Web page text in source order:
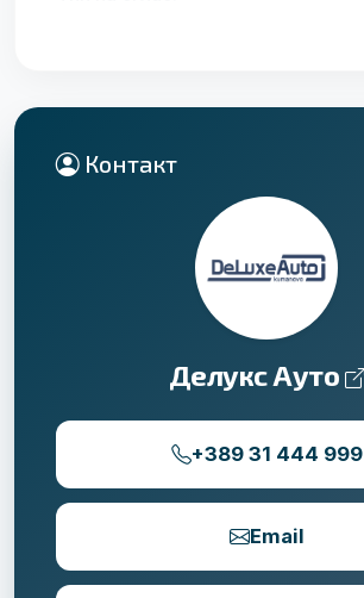
Контакт
Делукс Ауто
+389 31 444 999
Email